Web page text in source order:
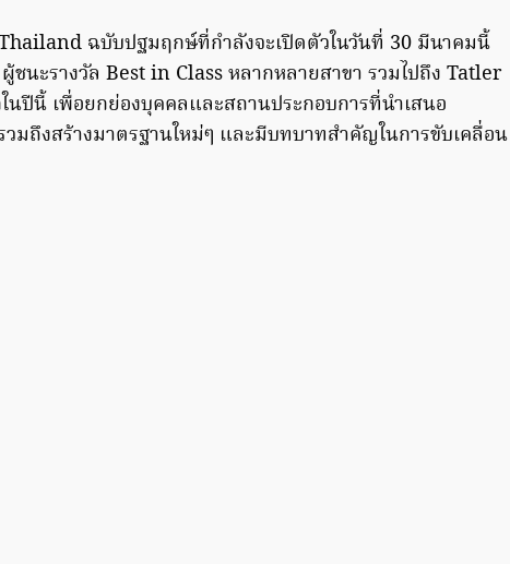
ฉบับปฐมฤกษ์ที่กำลังจะเปิดตัวในวันที่ 30 มีนาคมนี้
ชนะรางวัล Best in Class หลากหลายสาขา รวมไปถึง Tatler
นปีนี้ เพื่อยกย่องบุคคลและสถานประกอบการที่นำเสนอ
ถึงสร้างมาตรฐานใหม่ๆ และมีบทบาทสำคัญในการขับเคลื่อน